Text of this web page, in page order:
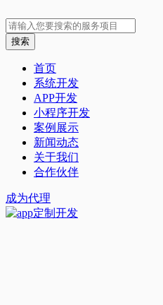
首页
系统开发
APP开发
小程序开发
案例展示
新闻动态
关于我们
合作伙伴
成为代理